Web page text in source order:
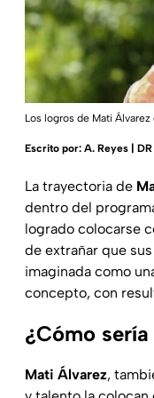
Los logros de Mati
Escrito por: A. Reyes | DR
La trayectoria de
dentro del
logrado colocarse
de extrañar que
imaginada como
concepto, con
¿Cómo
Mati Álvarez,